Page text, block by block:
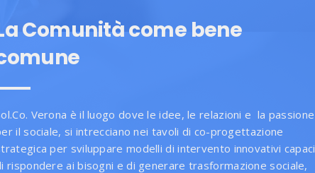
Comunità come bene
Verona è il luogo dove le idee, le relazioni e la passione
il sociale, si intrecciano nei tavoli di co-progettazione
per sviluppare modelli di intervento innovativi capaci
rispondere ai bisogni e di generare trasformazione sociale,